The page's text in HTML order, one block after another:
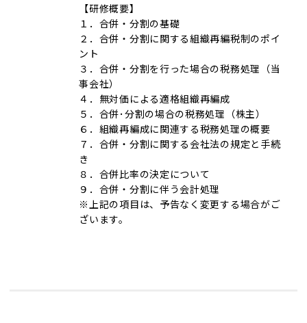
【研修概要】
１．合併・分割の基礎
２．合併・分割に関する組織再編税制のポイ
ント
３．合併・分割を行った場合の税務処理（当
事会社）
４．無対価による適格組織再編成
５．合併･分割の場合の税務処理（株主）
６．組織再編成に関連する税務処理の概要
７．合併・分割に関する会社法の規定と手続
き
８．合併比率の決定について
９．合併・分割に伴う会計処理
※上記の項目は、予告なく変更する場合がご
ざいます。